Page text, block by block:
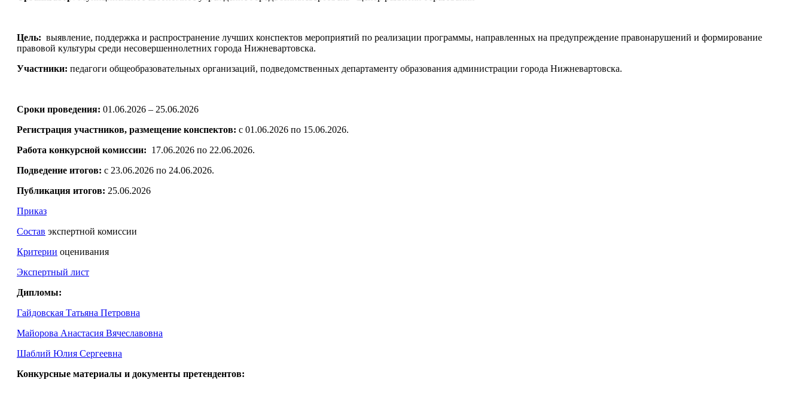
Цель: выявление, поддержка и распространение лучших конспектов мероприятий по реализации программы, направленных на предупреждение правонарушений и формирование
правовой культуры среди несовершеннолетних города Нижневартовска.
Участники: педагоги общеобразовательных организаций, подведомственных департаменту образования администрации города Нижневартовска.
Сроки проведения: 01.06.2026 – 25.06.2026
Регистрация участников, размещение конспектов: с 01.06.2026 по 15.06.2026.
Работа конкурсной комиссии: 17.06.2026 по 22.06.2026.
Подведение итогов: с 23.06.2026 по 24.06.2026.
Публикация итогов: 25.06.2026
Приказ
Состав экспертной комиссии
Критерии оценивания
Экспертный лист
Дипломы:
Гайдовская Татьяна Петровна
Майорова Анастасия Вячеславовна
Шаблий Юлия Сергеевна
Конкурсные материалы и документы претендентов: